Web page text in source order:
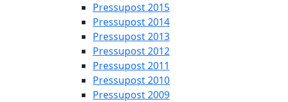
Pressupost 2015
Pressupost 2014
Pressupost 2013
Pressupost 2012
Pressupost 2011
Pressupost 2010
Pressupost 2009